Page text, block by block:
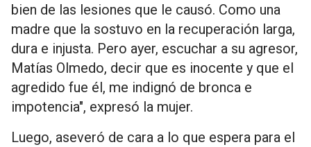
bien de las lesiones que le causó. Como una
madre que la sostuvo en la recuperación larga,
dura e injusta. Pero ayer, escuchar a su agresor,
Matías Olmedo, decir que es inocente y que el
agredido fue él, me indignó de bronca e
impotencia", expresó la mujer.
Luego, aseveró de cara a lo que espera para el